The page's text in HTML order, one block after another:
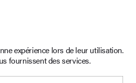
expérience lors de leur utilisation.
fournissent des services.